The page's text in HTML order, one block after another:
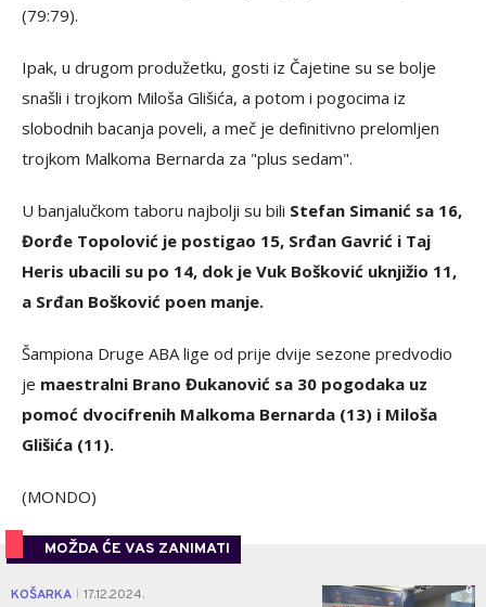
(79:79).
Ipak, u drugom produžetku, gosti iz Čajetine su se bolje
snašli i trojkom Miloša Glišića, a potom i pogocima iz
slobodnih bacanja poveli, a meč je definitivno prelomljen
trojkom Malkoma Bernarda za "plus sedam".
U banjalučkom taboru najbolji su bili Stefan Simanić sa 16,
Đorđe Topolović je postigao 15, Srđan Gavrić i Taj
Heris ubacili su po 14, dok je Vuk Bošković uknjižio 11,
a Srđan Bošković poen manje.
Šampiona Druge ABA lige od prije dvije sezone predvodio
je maestralni Brano Đukanović sa 30 pogodaka uz
pomoć dvocifrenih Malkoma Bernarda (13) i Miloša
Glišića (11).
(MONDO)
MOŽDA ĆE VAS ZANIMATI
KOŠARKA 17.12.2024. 0